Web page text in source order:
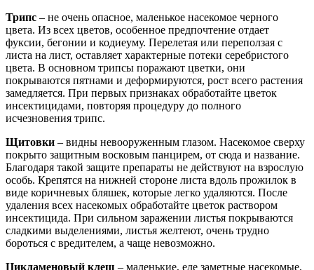
Трипс – не очень опасное, маленькое насекомое черного
цвета. Из всех цветов, особенное предпочтение отдает
фуксии, бегонии и кодиеуму. Перелетая или переползая с
листа на лист, оставляет характерные потеки серебристого
цвета. В основном трипсы поражают цветки, они
покрываются пятнами и деформируются, рост всего растения
замедляется. При первых признаках обработайте цветок
инсектицидами, повторяя процедуру до полного
исчезновения трипс.
Щитовки – видны невооруженным глазом. Насекомое сверху
покрыто защитным восковым панцирем, от сюда и название.
Благодаря такой защите препараты не действуют на взрослую
особь. Крепятся на нижней стороне листа вдоль прожилок в
виде коричневых бляшек, которые легко удаляются. После
удаления всех насекомых обработайте цветок раствором
инсектицида. При сильном заражении листья покрываются
сладкими выделениями, листья желтеют, очень трудно
бороться с вредителем, а чаще невозможно.
Цикламеновый клещ – маленькие, еле заметные насекомые,